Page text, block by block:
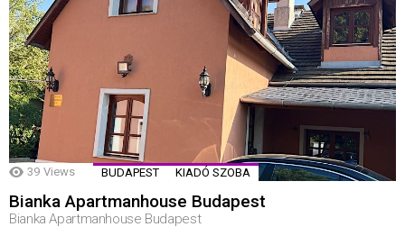
39 Views BUDAPEST KIADÓ SZOBA
Bianka Apartmanhouse Budapest
Bianka Apartmanhouse Budapest